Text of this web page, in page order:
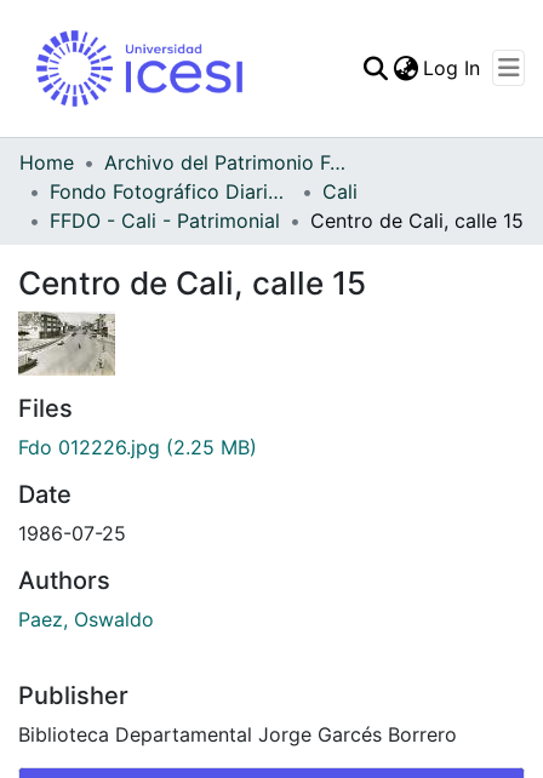
Statistics
Log In
Home
Archivo del Patrimonio Fotográfico y Fílmico del Valle del Cauca
Fondo Fotográfico Diario Occidente
Cali
FFDO - Cali - Patrimonial
Centro de Cali, calle 15
Centro de Cali, calle 15
Files
Fdo 012226.jpg (2.25 MB)
Date
1986-07-25
Authors
Paez, Oswaldo
Publisher
Biblioteca Departamental Jorge Garcés Borrero